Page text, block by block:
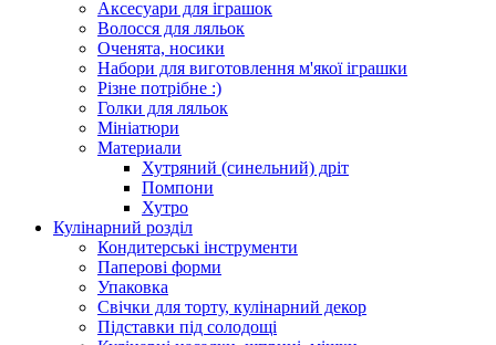
Аксесуари для іграшок
Волосся для ляльок
Оченята, носики
Набори для виготовлення м'якої іграшки
Різне потрібне :)
Голки для ляльок
Мініатюри
Материали
Хутряний (синельний) дріт
Помпони
Хутро
Кулінарний розділ
Кондитерські інструменти
Паперові форми
Упаковка
Свічки для торту, кулінарний декор
Підставки під солодощі